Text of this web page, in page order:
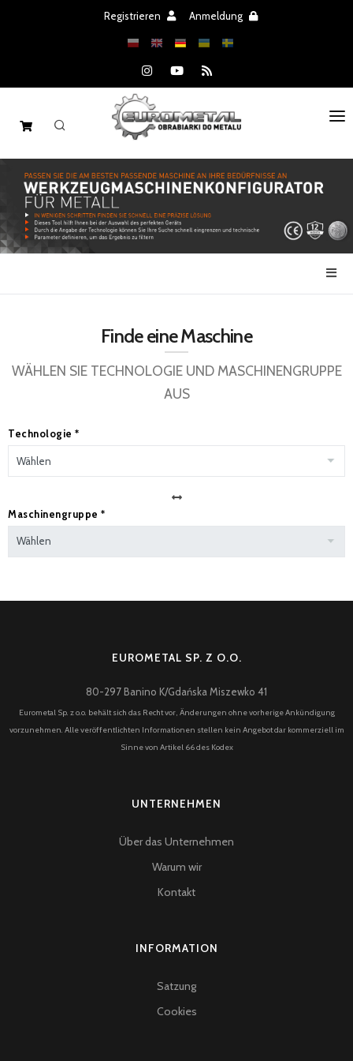
Registrieren Anmeldung
MASCHINEN
ERSATZTEILE
ÜBER EUROMETAL
Finde eine Maschine
WÄHLEN SIE TECHNOLOGIE UND MASCHINENGRUPPE
AUS
Technologie*
Maschinengruppe*
EUROMETAL SP. Z O.O.
80-297 Banino K/Gdańska Miszewko 41
Eurometal Sp. z o.o. behält sich das Recht vor, Änderungen ohne vorherige Ankündigung
vorzunehmen. Alle veröffentlichten Informationen stellen kein Angebot dar kommerziell im
Sinne von Artikel 66 des Kodex
UNTERNEHMEN
Über das Unternehmen
Warum wir
Kontakt
INFORMATION
Satzung
Cookies